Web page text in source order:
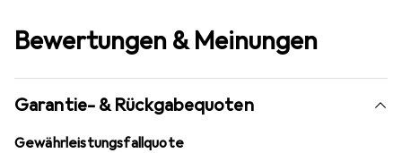
Bewertungen & Meinungen
Garantie- & Rückgabequoten
Gewährleistungsfallquote